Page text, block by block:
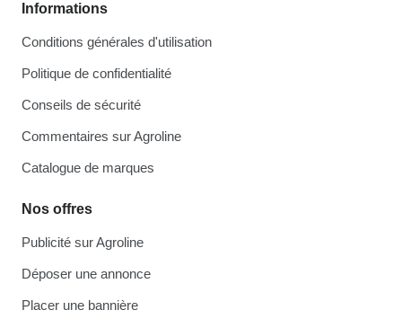
Informations
Conditions générales d'utilisation
Politique de confidentialité
Conseils de sécurité
Commentaires sur Agroline
Catalogue de marques
Nos offres
Publicité sur Agroline
Déposer une annonce
Placer une bannière